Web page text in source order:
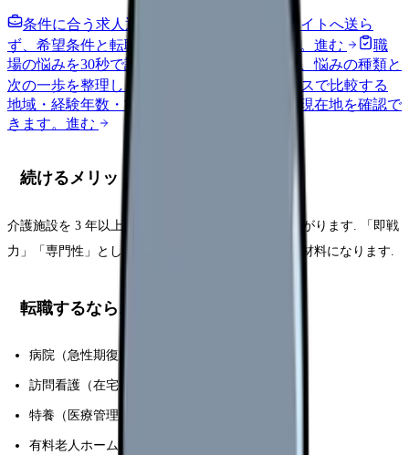
条件に合う求人通知を受け取る
外部転職サイトへ送ら
ず、希望条件と転職時期を自社で預かります。 進む
職
場の悩みを30秒で診断
辞めるべきか迷う前に、悩みの種類と
次の一歩を整理します。
給料コンパスで比較する
地域・経験年数・施設形態から、今の給料の現在地を確認で
きます。 進む
続けるメリット
介護施設を 3 年以上続けると転職市場での評価が上がります. 「即戦
力」「専門性」として評価され、年収アップの交渉材料になります.
転職するならおすすめの施設タイプ
病院（急性期復帰）
訪問看護（在宅ケア拡張）
特養（医療管理）
有料老人ホーム（好待遇）